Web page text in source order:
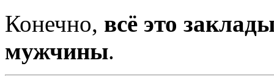
Конечно, всё это
мужчины.